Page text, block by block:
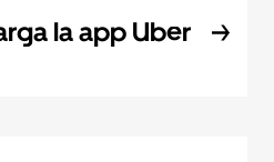
la app Uber